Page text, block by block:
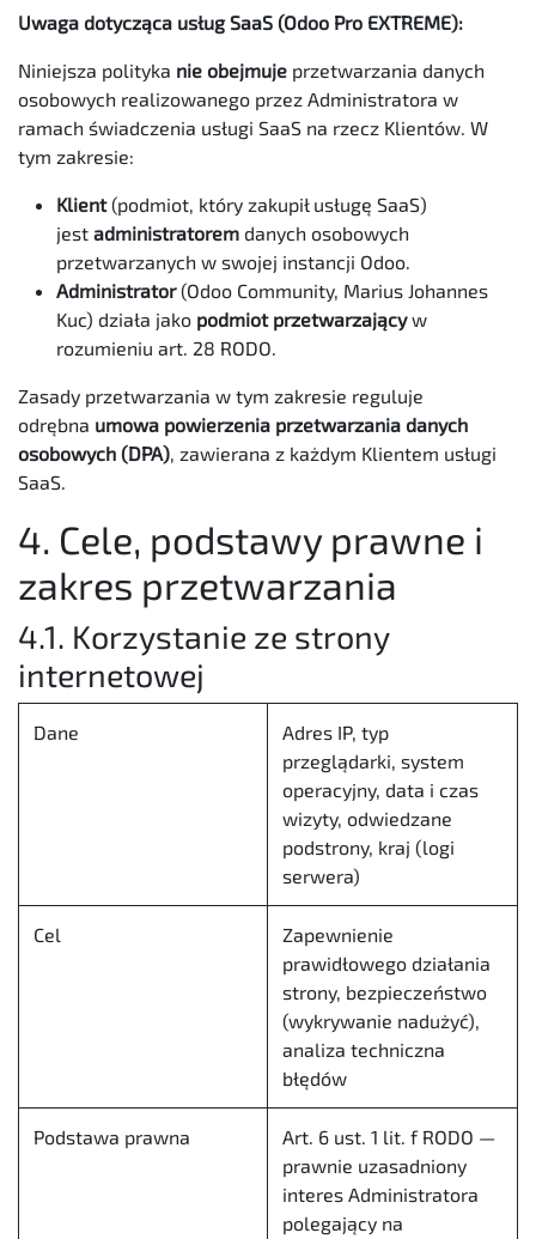
Uwaga dotycząca usług SaaS (Odoo Pro EXTREME):
Niniejsza polityka nie obejmuje przetwarzania danych
osobowych realizowanego przez Administratora w
ramach świadczenia usługi SaaS na rzecz Klientów. W
tym zakresie:
Klient(podmiot, który zakupił usługę SaaS)
jest administratorem danych osobowych
przetwarzanych w swojej instancji Odoo.
Administrator(Odoo Community, Marius Johannes
Kuc) działa jako podmiot przetwarzającyw
rozumieniu art. 28 RODO.
Zasady przetwarzania w tym zakresie reguluje
odrębna umowa powierzenia przetwarzania danych
osobowych (DPA), zawierana z każdym Klientem usługi
SaaS.
4. Cele, podstawy prawne i
zakres przetwarzania
4.1. Korzystanie ze strony
internetowej
Dane
Adres IP, typ
przeglądarki, system
operacyjny, data i czas
wizyty, odwiedzane
podstrony, kraj (logi
serwera)
Cel
Zapewnienie
prawidłowego działania
strony, bezpieczeństwo
(wykrywanie nadużyć),
analiza techniczna
błędów
Podstawa prawna
Art. 6 ust. 1 lit. f RODO —
prawnie uzasadniony
interes Administratora
polegający na